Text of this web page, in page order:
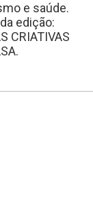
e saúde.
edição:
CRIATIVAS